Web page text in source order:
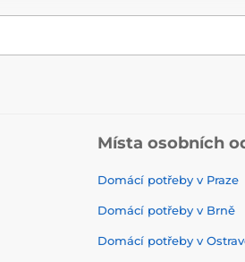
Místa osobních
Domácí potřeby v Praze
Domácí potřeby v Brně
Domácí potřeby v